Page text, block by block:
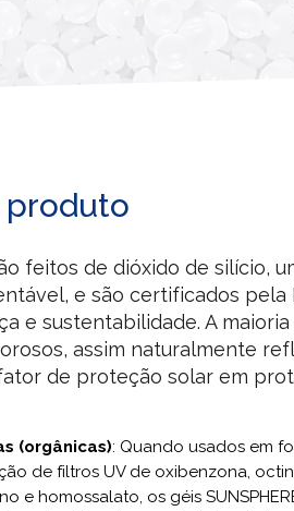
produto
feitos de dióxido de silício,
e são certificados pela
e sustentabilidade. A maioria
assim naturalmente
de proteção solar em
(orgânicas): Quando usados em
de filtros UV de oxibenzona,
e homossalato, os géis